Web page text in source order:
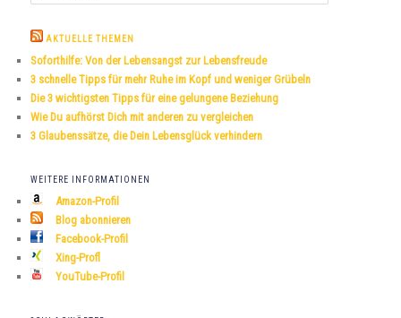
h
n
AKTUELLE THEMEN
Soforthilfe: Von der Lebensangst zur Lebensfreude
3 schnelle Tipps für mehr Ruhe im Kopf und weniger Grübeln
Die 3 wichtigsten Tipps für eine gelungene Beziehung
Wie Du aufhörst Dich mit anderen zu vergleichen
3 Glaubenssätze, die Dein Lebensglück verhindern
WEITERE INFORMATIONEN
Amazon-Profil
Blog abonnieren
Facebook-Profil
Xing-Profl
YouTube-Profil